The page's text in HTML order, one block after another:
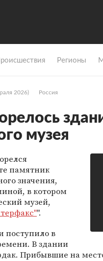
Регионы
2026) Россия
музея
памятник
значения,
в котором
музей,
".
поступило в
В здании
Прибывшие на